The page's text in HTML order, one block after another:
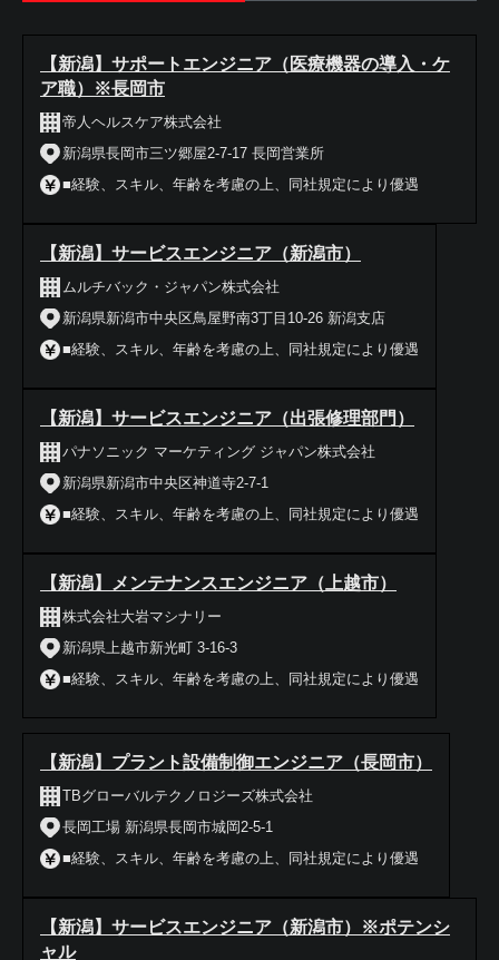
【新潟】サポートエンジニア（医療機器の導入・ケ
ア職）※長岡市
帝人ヘルスケア株式会社
新潟県長岡市三ツ郷屋2-7-17 長岡営業所
■経験、スキル、年齢を考慮の上、同社規定により優遇
【新潟】サービスエンジニア（新潟市）
ムルチバック・ジャパン株式会社
新潟県新潟市中央区鳥屋野南3丁目10-26 新潟支店
■経験、スキル、年齢を考慮の上、同社規定により優遇
【新潟】サービスエンジニア（出張修理部門）
パナソニック マーケティング ジャパン株式会社
新潟県新潟市中央区神道寺2-7-1
■経験、スキル、年齢を考慮の上、同社規定により優遇
【新潟】メンテナンスエンジニア（上越市）
株式会社大岩マシナリー
新潟県上越市新光町 3-16-3
■経験、スキル、年齢を考慮の上、同社規定により優遇
【新潟】プラント設備制御エンジニア（長岡市）
TBグローバルテクノロジーズ株式会社
長岡工場 新潟県長岡市城岡2-5-1
■経験、スキル、年齢を考慮の上、同社規定により優遇
【新潟】サービスエンジニア（新潟市）※ポテンシ
ャル